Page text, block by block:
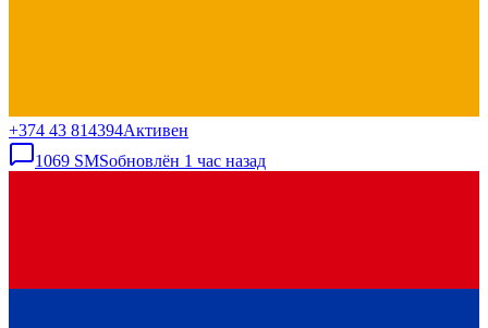
+374 43 814394Активен
1069 SMSобновлён 1 час назад